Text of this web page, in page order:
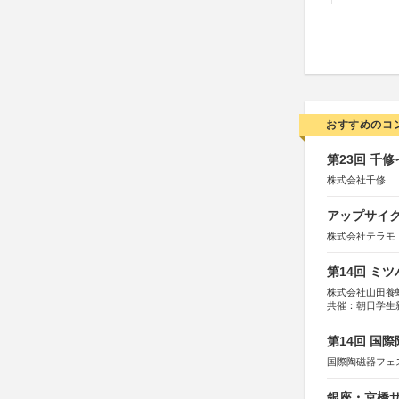
おすすめのコ
第23回 千修
株式会社千修
アップサイ
株式会社テラモ
第14回 ミツ
株式会社山田養
共催：朝日学生
第14回 国際
国際陶磁器フ